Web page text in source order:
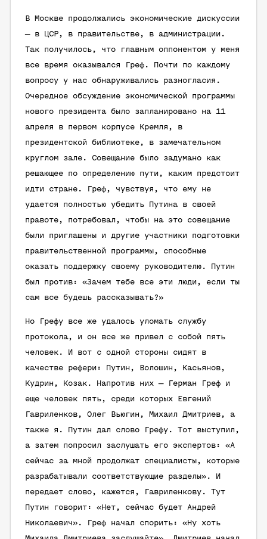
В Москве продолжались экономические дискуссии
— в ЦСР, в правительстве, в администрации.
Так получилось, что главным оппонентом у меня
все время оказывался Греф. Почти по каждому
вопросу у нас обнаруживались разногласия.
Очередное обсуждение экономической программы
нового президента было запланировано на 11
апреля в первом корпусе Кремля, в
президентской библиотеке, в замечательном
круглом зале. Совещание было задумано как
решающее по определению пути, каким предстоит
идти стране. Греф, чувствуя, что ему не
удается полностью убедить Путина в своей
правоте, потребовал, чтобы на это совещание
были приглашены и другие участники подготовки
правительственной программы, способные
оказать поддержку своему руководителю. Путин
был против: «Зачем тебе все эти люди, если ты
сам все будешь рассказывать?»
Но Грефу все же удалось уломать службу
протокола, и он все же привел с собой пять
человек. И вот с одной стороны сидят в
качестве рефери: Путин, Волошин, Касьянов,
Кудрин, Козак. Напротив них — Герман Греф и
еще человек пять, среди которых Евгений
Гавриленков, Олег Вьюгин, Михаил Дмитриев, а
также я. Путин дал слово Грефу. Тот выступил,
а затем попросил заслушать его экспертов: «А
сейчас за мной продолжат специалисты, которые
разрабатывали соответствующие разделы». И
передает слово, кажется, Гавриленкову. Тут
Путин говорит: «Нет, сейчас будет Андрей
Николаевич». Греф начал спорить: «Ну хоть